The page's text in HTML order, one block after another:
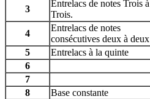
3
Entrelacs de notes Trois à
Trois.
4
Entrelacs de notes
consécutives deux à deux
5
Entrelacs à la quinte
6
7
8
Base constante